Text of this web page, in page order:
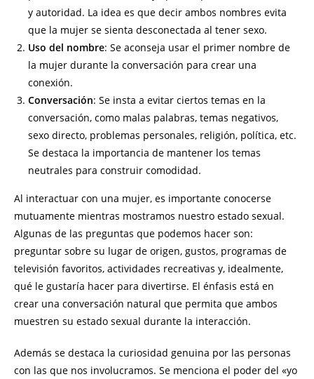
y autoridad. La idea es que decir ambos nombres evita
que la mujer se sienta desconectada al tener sexo.
Uso del nombre: Se aconseja usar el primer nombre de
la mujer durante la conversación para crear una
conexión.
Conversación: Se insta a evitar ciertos temas en la
conversación, como malas palabras, temas negativos,
sexo directo, problemas personales, religión, política, etc.
Se destaca la importancia de mantener los temas
neutrales para construir comodidad.
Al interactuar con una mujer, es importante conocerse
mutuamente mientras mostramos nuestro estado sexual.
Algunas de las preguntas que podemos hacer son:
preguntar sobre su lugar de origen, gustos, programas de
televisión favoritos, actividades recreativas y, idealmente,
qué le gustaría hacer para divertirse. El énfasis está en
crear una conversación natural que permita que ambos
muestren su estado sexual durante la interacción.
Además se destaca la curiosidad genuina por las personas
con las que nos involucramos. Se menciona el poder del «yo